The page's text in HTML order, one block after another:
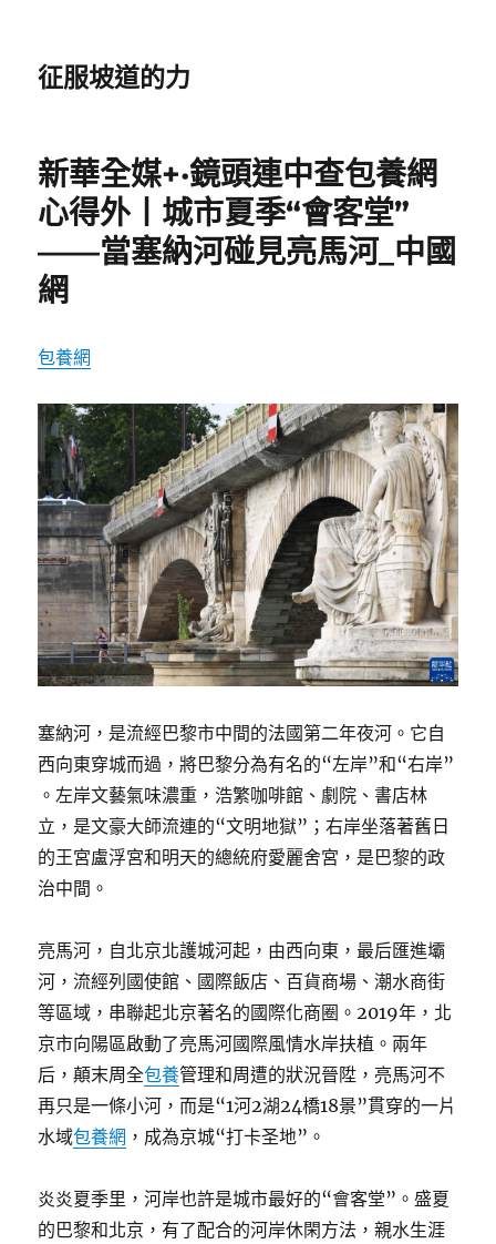
征服坡道的力
新華全媒+·鏡頭連中查包養網
心得外丨城市夏季“會客堂”
——當塞納河碰見亮馬河_中國
網
包養網
塞納河，是流經巴黎市中間的法國第二年夜河。它自
西向東穿城而過，將巴黎分為有名的“左岸”和“右岸”
。左岸文藝氣味濃重，浩繁咖啡館、劇院、書店林
立，是文豪大師流連的“文明地獄”；右岸坐落著舊日
的王宮盧浮宮和明天的總統府愛麗舍宮，是巴黎的政
治中間。
亮馬河，自北京北護城河起，由西向東，最后匯進壩
河，流經列國使館、國際飯店、百貨商場、潮水商街
等區域，串聯起北京著名的國際化商圈。2019年，北
京市向陽區啟動了亮馬河國際風情水岸扶植。兩年
后，顛末周全包養管理和周遭的狀況晉陞，亮馬河不
再只是一條小河，而是“1河2湖24橋18景”貫穿的一片
水域包養網 ，成為京城“打卡圣地”。
炎炎夏季里，河岸也許是城市最好的“會客堂”。盛夏
的巴黎和北京，有了配合的河岸休閑方法，親水生涯